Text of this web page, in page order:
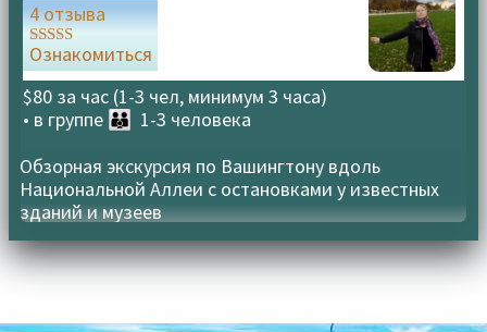
$80 за час (1-3 чел, минимум 3 часа)
• в группе 👪 1-3 человека
4 отзыва
Оценка
5.00
из 5
Ознакомиться
Обзорная экскурсия по Вашингтону вдоль
Национальной Аллеи с остановками у известных
зданий и музеев